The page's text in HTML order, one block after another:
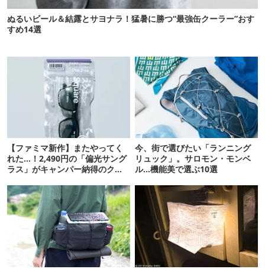
ぬるいビール＆結露とサヨナラ！猛暑に勝つ“最強缶クーラー”おす
すめ14選
【ファミマ新作】またやってく
れた…！2,490円の「偏光サング
ラス」がキャンパー納得のクオ
今、街で選びたい「ランニング
リュック」。サロモン・モンベ
ル…機能美で選ぶ10選